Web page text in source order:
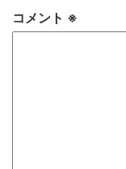
コメント ※